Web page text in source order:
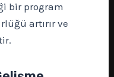
bir program
artırır ve